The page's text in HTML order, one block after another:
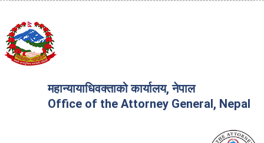
महान्यायाधिवक्ताको कार्यालय, नेपाल
Office of the Attorney General, Nepal